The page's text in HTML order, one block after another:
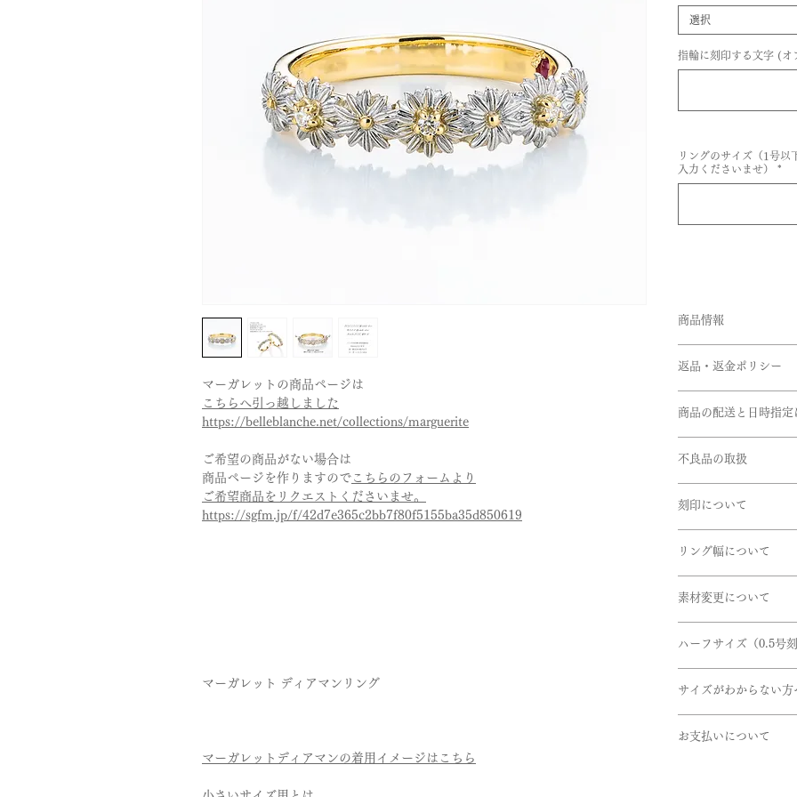
マーガレットの商品ページは
こちらへ引っ越しました
https://belleblanche.net/collections/marguerite
ご希望の商品がない場合は
商品ページを作りますので こちらのフォームより
ご希望商品をリクエストくださいませ。
https://sgfm.jp/f/42d7e365c2bb7f80f5155ba35d850619
マーガレット ディアマンリング
マーガレットディアマンの着用イメージはこちら
選択
指輪に刻印する文字 (オ
リングのサイズ（1号以
入力くださいませ）
*
商品情報
ールド
石:ダイヤモンド
メレダイヤモンド
※ 価格は消費税10％
返品・返金ポリシー
文の際は十分お気を
す。
※サイズ直しにつき
商品の配送と日時指定
ます。但し、繁忙期
在庫があるものに関
ございます。お急ぎ
配達日時指定ご希望
ださいませ。確認後
せていただきます。
不良品の取扱
下記商品は、無料で
- 損傷している、汚
刻印について
ができます。
EX)2020.7.7 AtoM
リング幅について
デザインにより最太
リングのボリューム
いただけたらと思い
素材変更について
さいませ。
取扱い金属
・K10(イエロー・ピ
ハーフサイズ（0.5号
加』の選択をお願い
ex)
サイズがわからない方
ご希望の方は下記の
お支払いについて